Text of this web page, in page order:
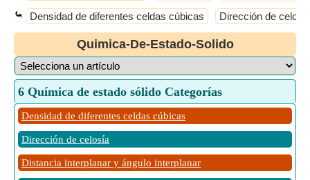
⤿ Densidad de diferentes celdas cúbicas Dirección de
Quimica-De-Estado-Solido
6 Química de estado sólido Categorías
Densidad de diferentes celdas cúbicas
Dirección de celosía
Distancia interplanar y ángulo interplanar